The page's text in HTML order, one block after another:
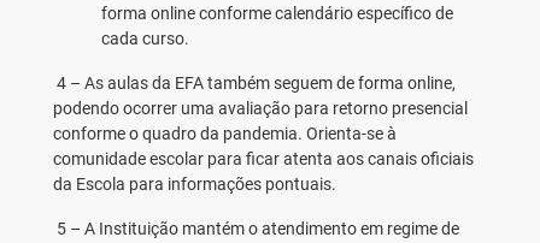
forma online conforme calendário específico de
cada curso.
4 – As aulas da EFA também seguem de forma online,
podendo ocorrer uma avaliação para retorno presencial
conforme o quadro da pandemia. Orienta-se à
comunidade escolar para ficar atenta aos canais oficiais
da Escola para informações pontuais.
5 – A Instituição mantém o atendimento em regime de